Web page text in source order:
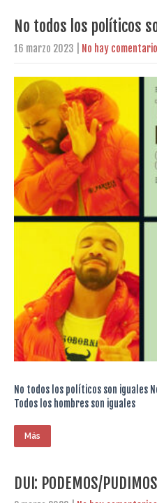
No todos los políticos
16 marzo 2023 No hay
No todos los políticos son iguales
Todos los hombres son iguales
Más
DUI: PODEMOS/PUDIMOS